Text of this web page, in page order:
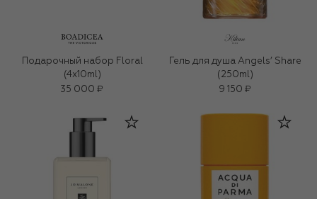
Подарочный набор Floral
(4x10ml)
35 000 ₽
Гель для душа Angels’ Share
(250ml)
9 150 ₽